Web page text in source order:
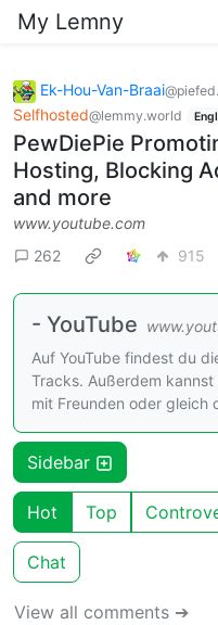
My Lemny
Ek-Hou-Van-Braai
Selfhosted@lemmy.world
PewDiePie
Hosting, Blocking
and more
www.youtube.com
262
915
- YouTube
Auf YouTube findest du
Tracks. Außerdem
mit Freunden oder gleich
Sidebar
Hot Top
Chat
View all comments ➔